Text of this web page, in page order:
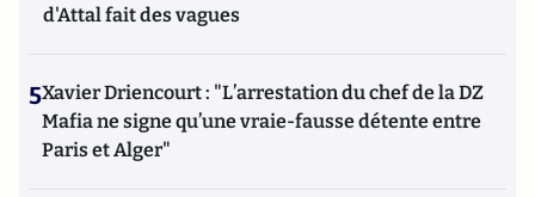
d'Attal fait des vagues
5Xavier Driencourt : "L’arrestation du chef de la DZ
Mafia ne signe qu’une vraie-fausse détente entre
Paris et Alger"